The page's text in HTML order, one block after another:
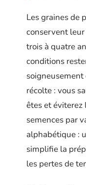
Les graines de
conservent
trois à quatre
conditions
récolte : vous
êtes et éviterez
semences par
alphabétique :
simplifie la
les pertes de